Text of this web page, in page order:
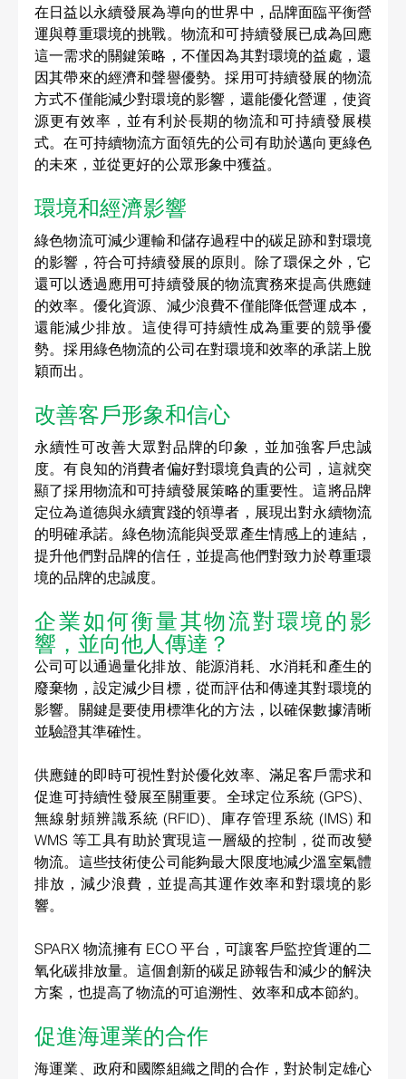
在日益以永續發展為導向的世界中，品牌面臨平衡營
運與尊重環境的挑戰。物流和可持續發展已成為回應
這一需求的關鍵策略，不僅因為其對環境的益處，還
因其帶來的經濟和聲譽優勢。採用可持續發展的物流
方式不僅能減少對環境的影響，還能優化營運，使資
源更有效率，並有利於長期的物流和可持續發展模
式。在可持續物流方面領先的公司有助於邁向更綠色
的未來，並從更好的公眾形象中獲益。
環境和經濟影響
綠色物流可減少運輸和儲存過程中的碳足跡和對環境
的影響，符合可持續發展的原則。除了環保之外，它
還可以透過應用可持續發展的物流實務來提高供應鏈
的效率。優化資源、減少浪費不僅能降低營運成本，
還能減少排放。這使得可持續性成為重要的競爭優
勢。採用綠色物流的公司在對環境和效率的承諾上脫
穎而出。
改善客戶形象和信心
永續性可改善大眾對品牌的印象，並加強客戶忠誠
度。有良知的消費者偏好對環境負責的公司，這就突
顯了採用物流和可持續發展策略的重要性。這將品牌
定位為道德與永續實踐的領導者，展現出對永續物流
的明確承諾。綠色物流能與受眾產生情感上的連結，
提升他們對品牌的信任，並提高他們對致力於尊重環
境的品牌的忠誠度。
企業如何衡量其物流對環境的影
響，並向他人傳達？
公司可以通過量化排放、能源消耗、水消耗和產生的
廢棄物，設定減少目標，從而評估和傳達其對環境的
影響。關鍵是要使用標準化的方法，以確保數據清晰
並驗證其準確性。
供應鏈的即時可視性對於優化效率、滿足客戶需求和
促進可持續性發展至關重要。全球定位系統 (GPS)、
無線射頻辨識系統 (RFID)、庫存管理系統 (IMS) 和
WMS 等工具有助於實現這一層級的控制，從而改變
物流。這些技術使公司能夠最大限度地減少溫室氣體
排放，減少浪費，並提高其運作效率和對環境的影
響。
SPARX 物流擁有 ECO 平台，可讓客戶監控貨運的二
氧化碳排放量。這個創新的碳足跡報告和減少的解決
方案，也提高了物流的可追溯性、效率和成本節約。
促進海運業的合作
海運業、政府和國際組織之間的合作，對於制定雄心